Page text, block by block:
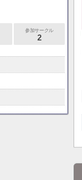
参加サークル
2